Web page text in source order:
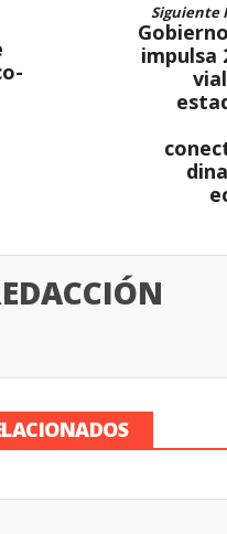
Siguiente
impulsa